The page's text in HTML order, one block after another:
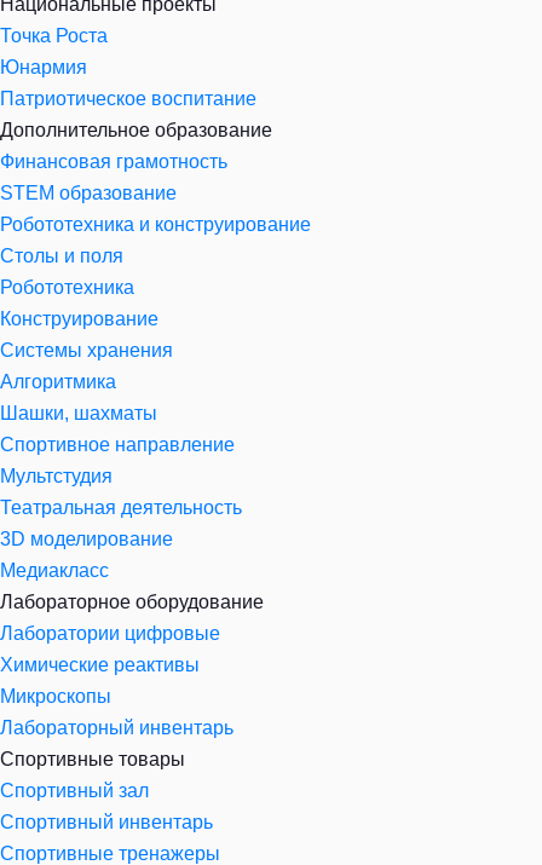
Национальные проекты
Точка Роста
Юнармия
Патриотическое воспитание
Дополнительное образование
Финансовая грамотность
STEM образование
Робототехника и конструирование
Столы и поля
Робототехника
Конструирование
Системы хранения
Алгоритмика
Шашки, шахматы
Спортивное направление
Мультстудия
Театральная деятельность
3D моделирование
Медиакласс
Лабораторное оборудование
Лаборатории цифровые
Химические реактивы
Микроскопы
Лабораторный инвентарь
Спортивные товары
Спортивный зал
Спортивный инвентарь
Спортивные тренажеры